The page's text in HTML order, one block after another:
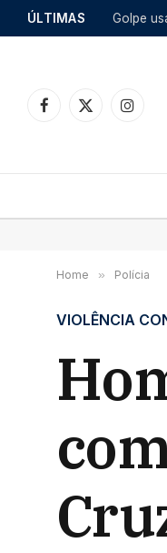
ÚLTIMAS Golpe
Facebook
X
Home » Polícia
VIOLÊNCIA